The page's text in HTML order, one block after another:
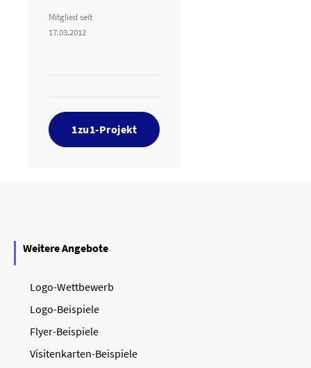
Mitglied seit
17.03.2012
1zu1-Projekt
Weitere Angebote
Logo-Wettbewerb
Logo-Beispiele
Flyer-Beispiele
Visitenkarten-Beispiele